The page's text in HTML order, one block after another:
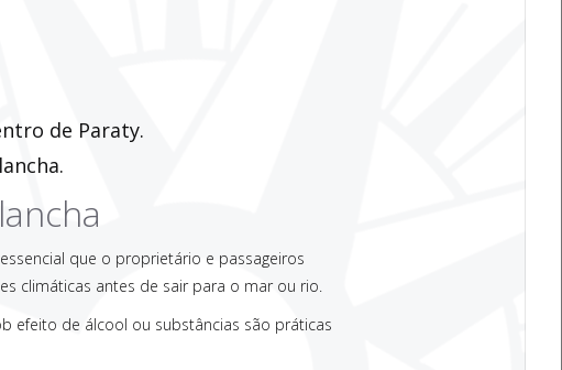
de Paraty.
que o proprietário e passageiros
climáticas antes de sair para o mar ou rio.
efeito de álcool ou substâncias são práticas